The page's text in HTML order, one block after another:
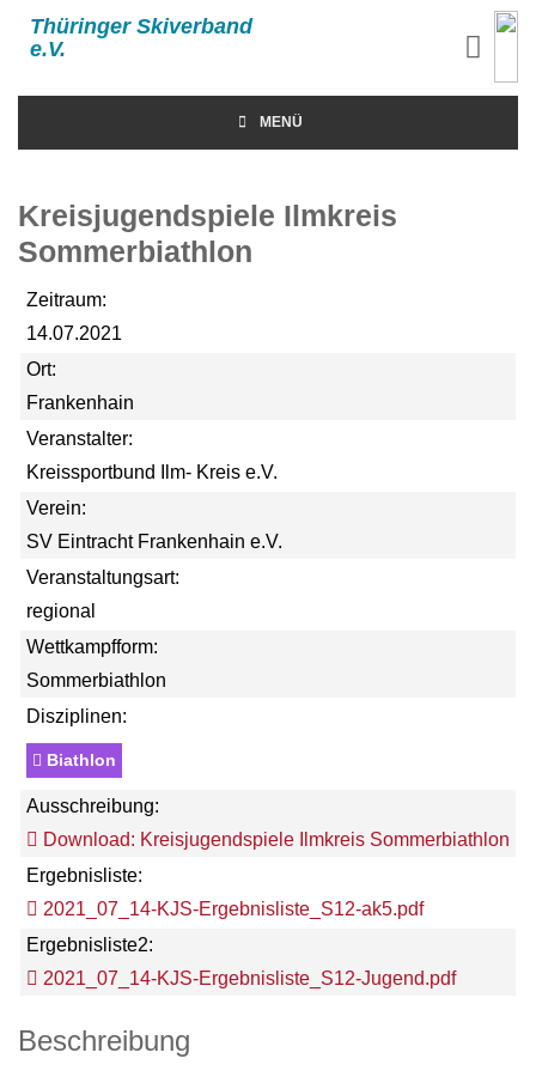
Thüringer Skiverband
e.V.
MENÜ
Kreisjugendspiele Ilmkreis
Sommerbiathlon
Zeitraum:
14.07.2021
Ort:
Frankenhain
Veranstalter:
Kreissportbund Ilm- Kreis e.V.
Verein:
SV Eintracht Frankenhain e.V.
Veranstaltungsart:
regional
Wettkampfform:
Sommerbiathlon
Disziplinen:
Biathlon
Ausschreibung:
Download: Kreisjugendspiele Ilmkreis Sommerbiathlon
Ergebnisliste:
2021_07_14-KJS-Ergebnisliste_S12-ak5.pdf
Ergebnisliste2:
2021_07_14-KJS-Ergebnisliste_S12-Jugend.pdf
Beschreibung